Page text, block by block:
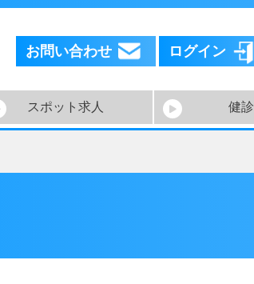
お問い合わせ ログイン
スポット求人 健診